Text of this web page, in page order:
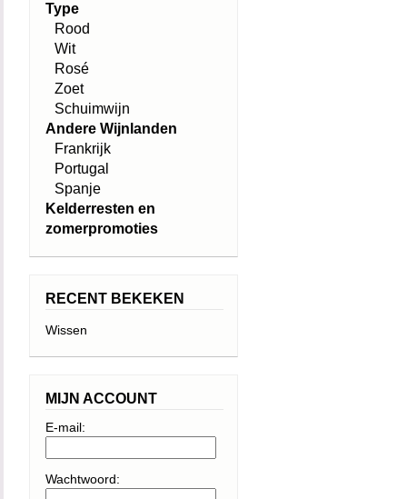
Type
Rood
Wit
Rosé
Zoet
Schuimwijn
Andere Wijnlanden
Frankrijk
Portugal
Spanje
Kelderresten en
zomerpromoties
RECENT BEKEKEN
Wissen
MIJN ACCOUNT
E-mail:
Wachtwoord: